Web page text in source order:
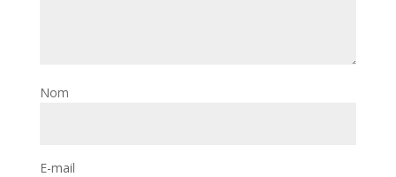
Nom
E-mail